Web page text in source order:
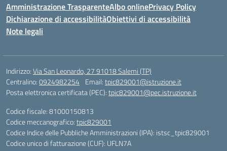
Amministrazione TrasparenteAlbo onlinePrivacy Policy
Dichiarazione di accessibilitàObiettivi di accessibilità
Note legali
Indirizzo:Via San Leonardo, 27 91018 Salemi (TP)
Centralino:0924982254 Email:tpic829001@istruzione.it
Posta elettronica certificata (PEC):tpic829001@pec.istruzione.it
Codice fiscale: 81000150813
Codice meccanografico:tpic829001
Codice Indice delle Pubbliche Amministrazioni (IPA): istsc_tpic829001
Codice unico di fatturazione (CUF): UFLN7A